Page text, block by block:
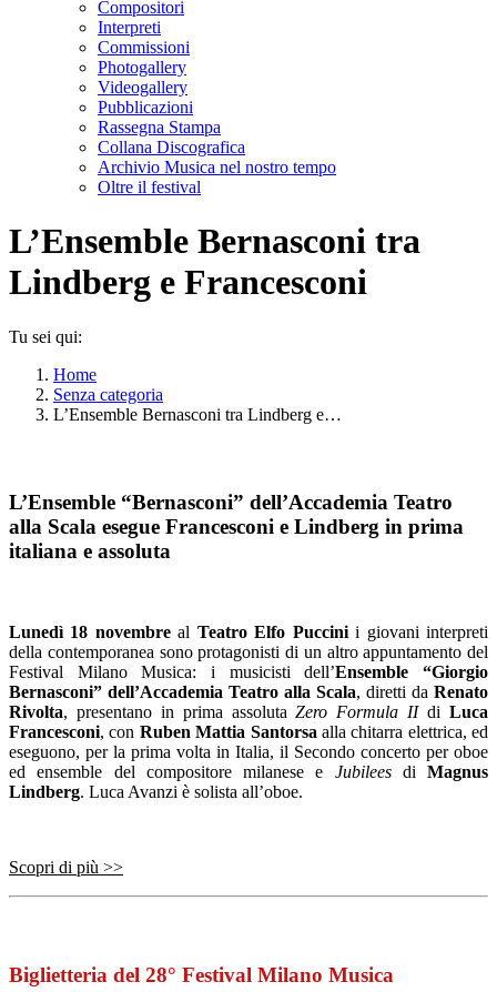
Compositori
Interpreti
Commissioni
Photogallery
Videogallery
Pubblicazioni
Rassegna Stampa
Collana Discografica
Archivio Musica nel nostro tempo
Oltre il festival
L’Ensemble Bernasconi tra
Lindberg e Francesconi
Tu sei qui:
Home
Senza categoria
L’Ensemble Bernasconi tra Lindberg e…
L’Ensemble “Bernasconi” dell’Accademia Teatro
alla Scala esegue Francesconi e Lindberg in prima
italiana e assoluta
Lunedì 18 novembreal Teatro Elfo Puccinii giovani interpreti
della contemporanea sono protagonisti di un altro appuntamento del
Festival Milano Musica: i musicisti dell’Ensemble “Giorgio
Bernasconi” dell’Accademia Teatro alla Scala, diretti da Renato
Rivolta, presentano in prima assolutaZero Formula IIdiLuca
Francesconi, con Ruben Mattia Santorsa alla chitarra elettrica, ed
eseguono, per la prima volta in Italia, il Secondo concerto per oboe
ed ensemble del compositore milanese e Jubileesdi Magnus
Lindberg. Luca Avanzi è solista all’oboe.
Scopri di più >>
Biglietteria del 28° Festival Milano Musica